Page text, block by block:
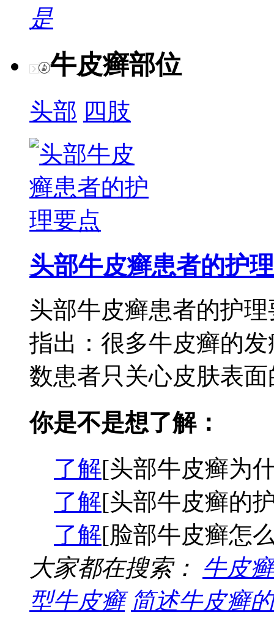
是
牛皮癣部位
头部 四肢
头部牛皮癣患者的护理
头部牛皮癣患者的护
指出：很多牛皮癣的
数患者只关心皮肤表
你是不是想了解：
了解[头部牛皮癣为
了解[头部牛皮癣的
了解[脸部牛皮癣怎
大家都在搜索： 牛皮
型牛皮癣 简述牛皮癣